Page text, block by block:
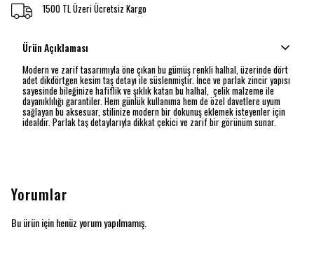
1500 TL Üzeri Ücretsiz Kargo
Ürün Açıklaması
Modern ve zarif tasarımıyla öne çıkan bu gümüş renkli halhal, üzerinde dört
adet dikdörtgen kesim taş detayı ile süslenmiştir. İnce ve parlak zincir yapısı
sayesinde bileğinize hafiflik ve şıklık katan bu halhal, çelik malzeme ile
dayanıklılığı garantiler. Hem günlük kullanıma hem de özel davetlere uyum
sağlayan bu aksesuar, stilinize modern bir dokunuş eklemek isteyenler için
idealdir. Parlak taş detaylarıyla dikkat çekici ve zarif bir görünüm sunar.
Yorumlar
Bu ürün için henüz yorum yapılmamış.